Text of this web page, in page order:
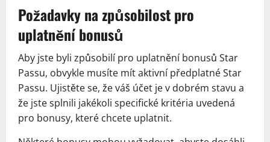
Požadavky na způsobilost pro
uplatnění bonusů
Aby jste byli způsobilí pro uplatnění bonusů Star
Passu, obvykle musíte mít aktivní předplatné Star
Passu. Ujistěte se, že váš účet je v dobrém stavu a
že jste splnili jakékoli specifické kritéria uvedená
pro bonusy, které chcete uplatnit.